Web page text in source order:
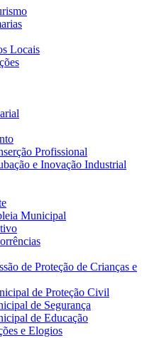
Locais
Profissional
e Inovação Industrial
Municipal
de Proteção de Crianças e
de Proteção Civil
de Segurança
de Educação
e Elogios